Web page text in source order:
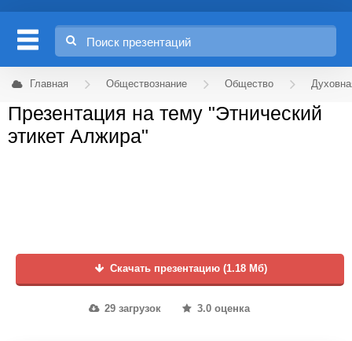
Главная Обществознание Общество
Презентация на тему "Этнический
этикет Алжира"
Скачать презентацию (1.18 Мб)
29 загрузок 3.0 оценка